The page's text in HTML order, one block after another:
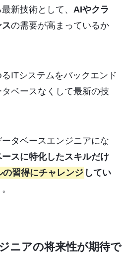
新技術として、 AIやクラ
の需要が高まっているか
ITシステムをバックエンド
ベースなくして最新の技
タベースエンジニアにな
スに特化したスキルだけ
の習得にチャレンジ してい
ニアの将来性が期待で